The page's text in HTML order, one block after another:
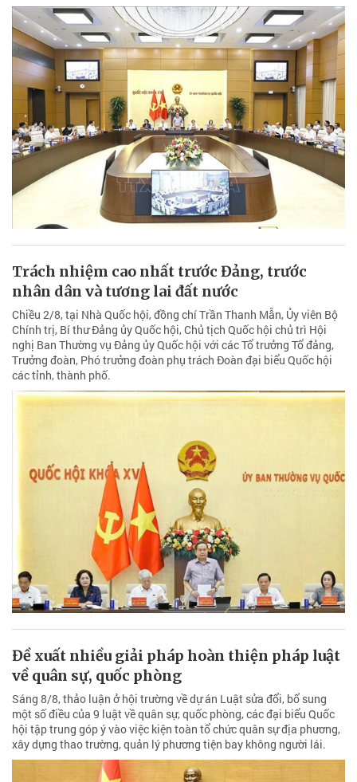
Trách nhiệm cao nhất trước Đảng, trước
nhân dân và tương lai đất nước
Chiều 2/8, tại Nhà Quốc hội, đồng chí Trần Thanh Mẫn, Ủy viên Bộ
Chính trị, Bí thư Đảng ủy Quốc hội, Chủ tịch Quốc hội chủ trì Hội
nghị Ban Thường vụ Đảng ủy Quốc hội với các Tổ trưởng Tổ đảng,
Trưởng đoàn, Phó trưởng đoàn phụ trách Đoàn đại biểu Quốc hội
các tỉnh, thành phố.
Đề xuất nhiều giải pháp hoàn thiện pháp luật
về quân sự, quốc phòng
Sáng 8/8, thảo luận ở hội trường về dự án Luật sửa đổi, bổ sung
một số điều của 9 luật về quân sự, quốc phòng, các đại biểu Quốc
hội tập trung góp ý vào việc kiện toàn tổ chức quân sự địa phương,
xây dựng thao trường, quản lý phương tiện bay không người lái.